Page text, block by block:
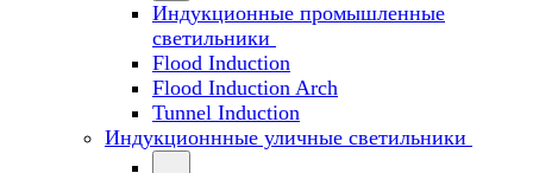
Индукционные промышленные
светильники
Flood Induction
Flood Induction Arch
Tunnel Induction
Индукционнные уличные светильники